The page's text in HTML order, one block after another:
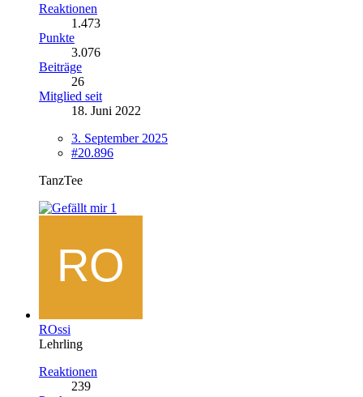
Reaktionen
1.473
Punkte
3.076
Beiträge
26
Mitglied seit
18. Juni 2022
3. September 2025
#20.896
TanzTee
1
ROssi
Lehrling
Reaktionen
239